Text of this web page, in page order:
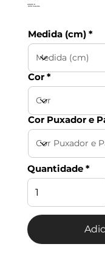
405,90 €
c/IVA incluído
Medida (cm)
Cor
Cor Puxador e
Quantidade